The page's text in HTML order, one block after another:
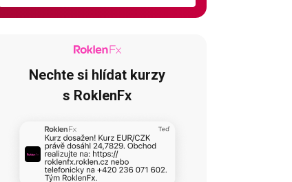
Nechte si hlídat kurzy
s RoklenFx